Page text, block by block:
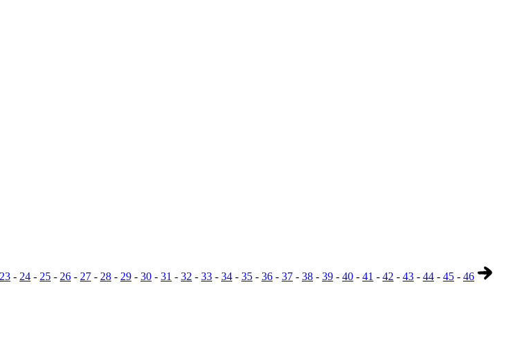
23 - 24 - 25 - 26 - 27 - 28 - 29 - 30 - 31 - 32 - 33 - 34 - 35 - 36 - 37 - 38 - 39 - 40 - 41 - 42 - 43 - 44 - 45 - 46